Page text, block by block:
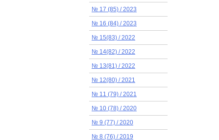
№ 17 (85) / 2023
№ 16 (84) / 2023
№ 15(83) / 2022
№ 14(82) / 2022
№ 13(81) / 2022
№ 12(80) / 2021
№ 11 (79) / 2021
№ 10 (78) / 2020
№ 9 (77) / 2020
№ 8 (76) / 2019